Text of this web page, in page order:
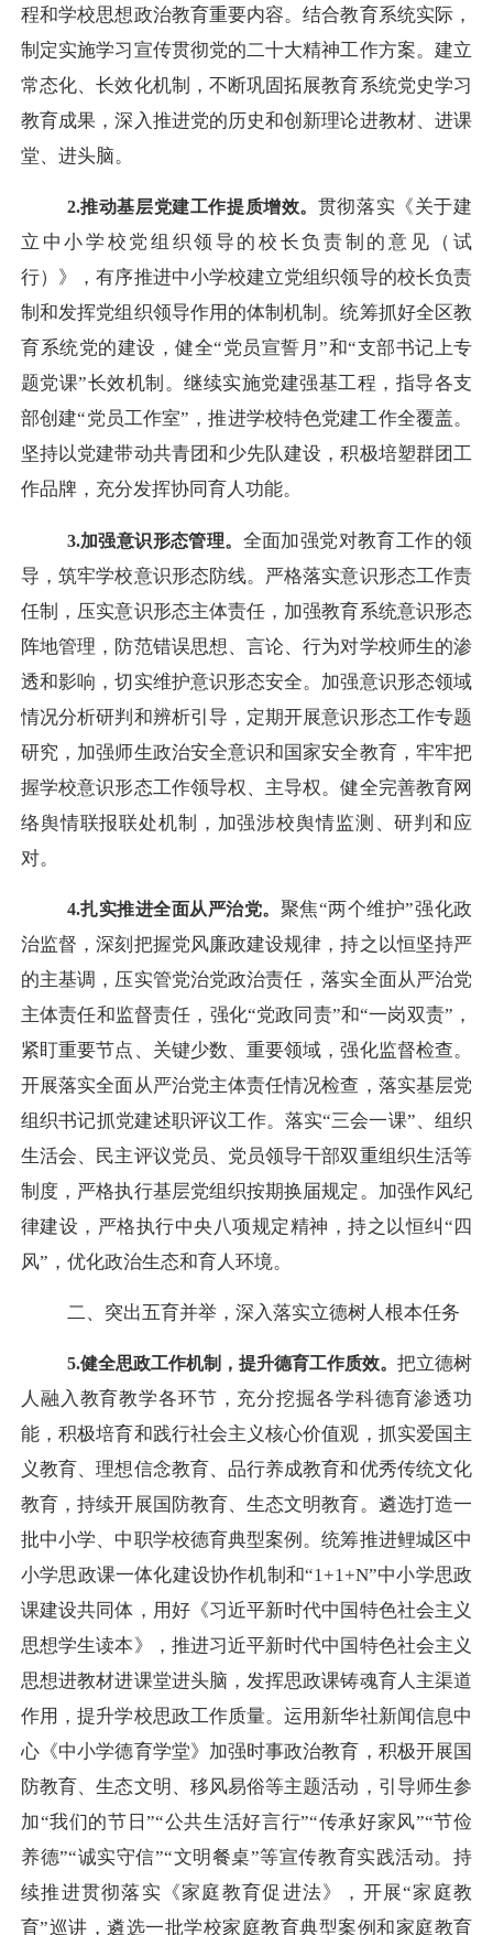
程和学校思想政治教育重要内容。结合教育系统实际，
制定实施学习宣传贯彻党的二十大精神工作方案。建立
常态化、长效化机制，不断巩固拓展教育系统党史学习
教育成果，深入推进党的历史和创新理论进教材、进课
堂、进头脑。
2.推动基层党建工作提质增效。 贯彻落实《关于建
立中小学校党组织领导的校长负责制的意见（试
行）》，有序推进中小学校建立党组织领导的校长负责
制和发挥党组织领导作用的体制机制。统筹抓好全区教
育系统党的建设，健全“党员宣誓月”和“支部书记上专
题党课”长效机制。继续实施党建强基工程，指导各支
部创建“党员工作室”，推进学校特色党建工作全覆盖。
坚持以党建带动共青团和少先队建设，积极培塑群团工
作品牌，充分发挥协同育人功能。
3.加强意识形态管理。 全面加强党对教育工作的领
导，筑牢学校意识形态防线。严格落实意识形态工作责
任制，压实意识形态主体责任，加强教育系统意识形态
阵地管理，防范错误思想、言论、行为对学校师生的渗
透和影响，切实维护意识形态安全。加强意识形态领域
情况分析研判和辨析引导，定期开展意识形态工作专题
研究，加强师生政治安全意识和国家安全教育，牢牢把
握学校意识形态工作领导权、主导权。健全完善教育网
络舆情联报联处机制，加强涉校舆情监测、研判和应
对。
4.扎实推进全面从严治党。 聚焦“两个维护”强化政
治监督，深刻把握党风廉政建设规律，持之以恒坚持严
的主基调，压实管党治党政治责任，落实全面从严治党
主体责任和监督责任，强化“党政同责”和“一岗双责”，
紧盯重要节点、关键少数、重要领域，强化监督检查。
开展落实全面从严治党主体责任情况检查，落实基层党
组织书记抓党建述职评议工作。落实“三会一课”、组织
生活会、民主评议党员、党员领导干部双重组织生活等
制度，严格执行基层党组织按期换届规定。加强作风纪
律建设，严格执行中央八项规定精神，持之以恒纠“四
风”，优化政治生态和育人环境。
二、突出五育并举，深入落实立德树人根本任务
5.健全思政工作机制，提升德育工作质效。 把立德树
人融入教育教学各环节，充分挖掘各学科德育渗透功
能，积极培育和践行社会主义核心价值观，抓实爱国主
义教育、理想信念教育、品行养成教育和优秀传统文化
教育，持续开展国防教育、生态文明教育。遴选打造一
批中小学、中职学校德育典型案例。统筹推进鲤城区中
小学思政课一体化建设协作机制和“1+1+N”中小学思政
课建设共同体，用好《习近平新时代中国特色社会主义
思想学生读本》，推进习近平新时代中国特色社会主义
思想进教材进课堂进头脑，发挥思政课铸魂育人主渠道
作用，提升学校思政工作质量。运用新华社新闻信息中
心《中小学德育学堂》加强时事政治教育，积极开展国
防教育、生态文明、移风易俗等主题活动，引导师生参
加“我们的节日”“公共生活好言行”“传承好家风”“节俭
养德”“诚实守信”“文明餐桌”等宣传教育实践活动。持
续推进贯彻落实《家庭教育促进法》，开展“家庭教
育”巡讲，遴选一批学校家庭教育典型案例和家庭教育